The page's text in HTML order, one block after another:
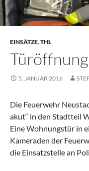
EINSÄTZE,THL
5. JANUAR 2016
Die Feuerwehr
akut“ in den Stadtteil
Eine Wohnungstür in
Kameraden der
die Einsatzstelle an